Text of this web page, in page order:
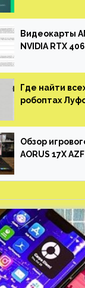
Видеокарты
NVIDIA RTX
Где найти
робоптах
Обзор
AORUS 17X